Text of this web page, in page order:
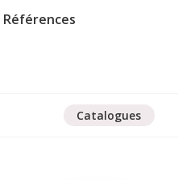
Références
Catalogues